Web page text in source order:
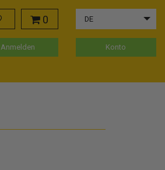
0 DE
Anmelden Konto